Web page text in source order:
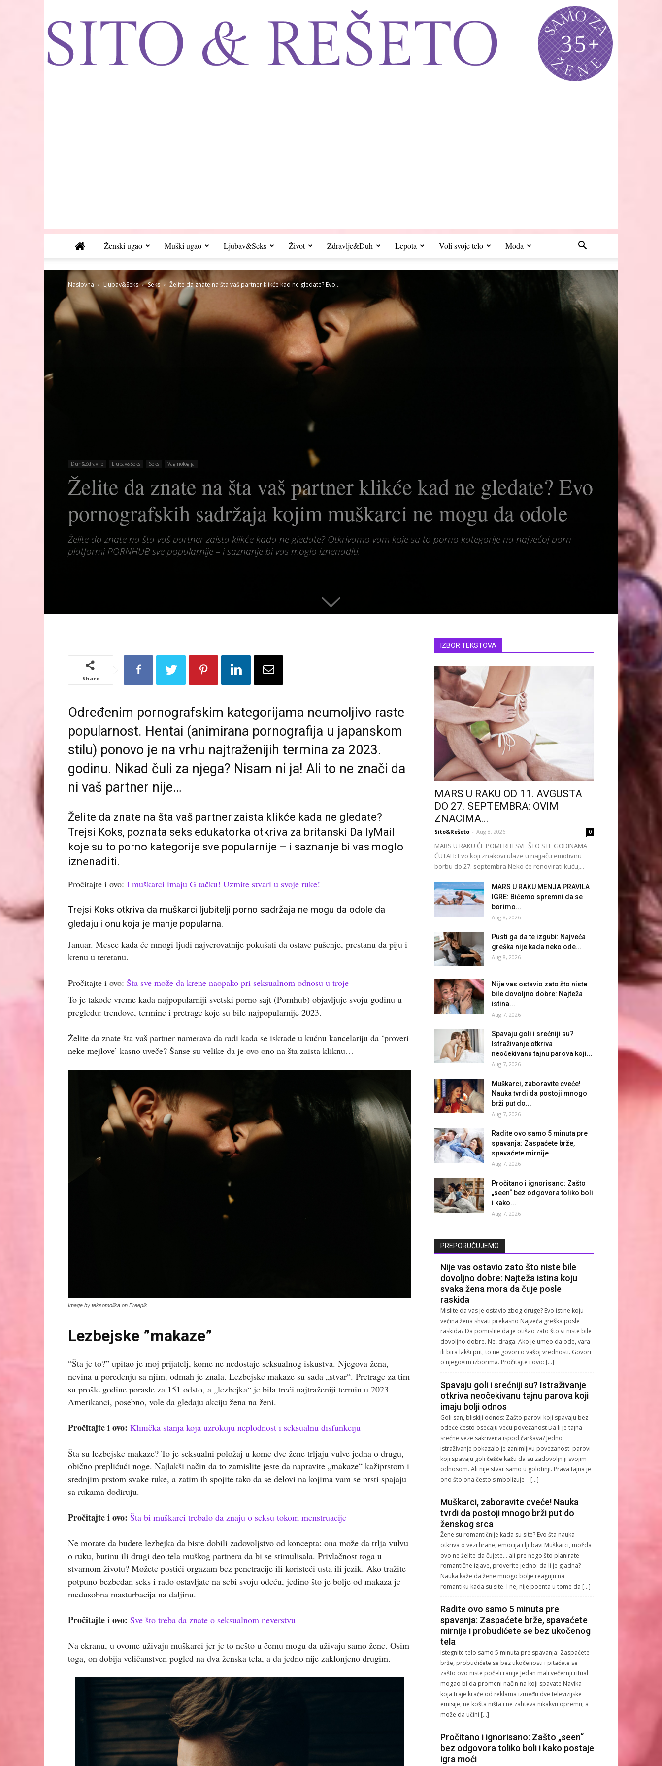
Ženski ugao Muški ugao Ljubav&Seks Život Zdravlje&Duh Lepota Voli svoje telo Moda
Naslovna Ljubav&Seks Seks Želite da znate na šta vaš partner klikće kad ne gledate? Evo...
Duh&Zdravlje Ljubav&Seks Seks Vaginologija
Želite da znate na šta vaš partner klikće kad ne gledate? Evo
pornografskih sadržaja kojim muškarci ne mogu da odole
Želite da znate na šta vaš partner zaista klikće kada ne gledate? Otkrivamo vam koje su to porno kategorije na najvećoj porn
platformi PORNHUB sve popularnije – i saznanje bi vas moglo iznenaditi.
Share
Određenim pornografskim kategorijama neumoljivo raste
popularnost. Hentai (animirana pornografija u japanskom
stilu) ponovo je na vrhu najtraženijih termina za 2023.
godinu. Nikad čuli za njega? Nisam ni ja! Ali to ne znači da
ni vaš partner nije…
Želite da znate na šta vaš partner zaista klikće kada ne gledate?
Trejsi Koks, poznata seks edukatorka otkriva za britanski DailyMail
koje su to porno kategorije sve popularnije – i saznanje bi vas moglo
iznenaditi.
Pročitajte i ovo: I muškarci imaju G tačku! Uzmite stvari u svoje ruke!
Trejsi Koks otkriva da muškarci ljubitelji porno sadržaja ne mogu da odole da
gledaju i onu koja je manje popularna.
Januar. Mesec kada će mnogi ljudi najverovatnije pokušati da ostave pušenje, prestanu da piju i
krenu u teretanu.
Pročitajte i ovo: Šta sve može da krene naopako pri seksualnom odnosu u troje
To je takođe vreme kada najpopularniji svetski porno sajt (Pornhub) objavljuje svoju godinu u
pregledu: trendove, termine i pretrage koje su bile najpopularnije 2023.
Želite da znate šta vaš partner namerava da radi kada se iskrade u kućnu kancelariju da ‘proveri
neke mejlove’ kasno uveče? Šanse su velike da je ovo ono na šta zaista kliknu…
Image by teksomolika on Freepik
Lezbejske ”makaze”
“Šta je to?” upitao je moj prijatelj, kome ne nedostaje seksualnog iskustva. Njegova žena,
nevina u poređenju sa njim, odmah je znala. Lezbejske makaze su sada „stvar“. Pretrage za tim
su prošle godine porasle za 151 odsto, a „lezbejka“ je bila treći najtraženiji termin u 2023.
Amerikanci, posebno, vole da gledaju akciju žena na ženi.
Pročitajte i ovo: Klinička stanja koja uzrokuju neplodnost i seksualnu disfunkciju
Šta su lezbejske makaze? To je seksualni položaj u kome dve žene trljaju vulve jedna o drugu,
obično preplićući noge. Najlakši način da to zamislite jeste da napravite „makaze“ kažiprstom i
srednjim prstom svake ruke, a zatim ih spojite tako da se delovi na kojima vam se prsti spajaju
sa rukama dodiruju.
Pročitajte i ovo: Šta bi muškarci trebalo da znaju o seksu tokom menstruacije
Ne morate da budete lezbejka da biste dobili zadovoljstvo od koncepta: ona može da trlja vulvu
o ruku, butinu ili drugi deo tela muškog partnera da bi se stimulisala. Privlačnost toga u
stvarnom životu? Možete postići orgazam bez penetracije ili koristeći usta ili jezik. Ako tražite
potpuno bezbedan seks i rado ostavljate na sebi svoju odeću, jedino što je bolje od makaza je
međusobna masturbacija na daljinu.
Pročitajte i ovo: Sve što treba da znate o seksualnom neverstvu
Na ekranu, u ovome uživaju muškarci jer je to nešto u čemu mogu da uživaju samo žene. Osim
toga, on dobija veličanstven pogled na dva ženska tela, a da jedno nije zaklonjeno drugim.
IZBOR TEKSTOVA
MARS U RAKU OD 11. AVGUSTA
DO 27. SEPTEMBRA: OVIM
ZNACIMA...
Sito&Rešeto - Aug 8, 2026 0
MARS U RAKU ĆE POMERITI SVE ŠTO STE GODINAMA
ĆUTALI: Evo koji znakovi ulaze u najjaču emotivnu
borbu do 27. septembra Neko će renovirati kuću,...
MARS U RAKU MENJA PRAVILA
IGRE: Bićemo spremni da se
borimo...
Aug 8, 2026
Pusti ga da te izgubi: Najveća
greška nije kada neko ode...
Aug 8, 2026
Nije vas ostavio zato što niste
bile dovoljno dobre: Najteža
istina...
Aug 7, 2026
Spavaju goli i srećniji su?
Istraživanje otkriva
neočekivanu tajnu parova koji...
Aug 7, 2026
Muškarci, zaboravite cveće!
Nauka tvrdi da postoji mnogo
brži put do...
Aug 7, 2026
Radite ovo samo 5 minuta pre
spavanja: Zaspaćete brže,
spavaćete mirnije...
Aug 7, 2026
Pročitano i ignorisano: Zašto
„seen“ bez odgovora toliko boli
i kako...
Aug 7, 2026
PREPORUČUJEMO
Nije vas ostavio zato što niste bile
dovoljno dobre: Najteža istina koju
svaka žena mora da čuje posle
raskida
Mislite da vas je ostavio zbog druge? Evo istine koju
većina žena shvati prekasno Najveća greška posle
raskida? Da pomislite da je otišao zato što vi niste bile
dovoljno dobre. Ne, draga. Ako je umeo da ode, vara
ili bira lakši put, to ne govori o vašoj vrednosti. Govori
o njegovim izborima. Pročitajte i ovo: […]
Spavaju goli i srećniji su? Istraživanje
otkriva neočekivanu tajnu parova koji
imaju bolji odnos
Goli san, bliskiji odnos: Zašto parovi koji spavaju bez
odeće često osećaju veću povezanost Da li je tajna
srećne veze sakrivena ispod čaršava? Jedno
istraživanje pokazalo je zanimljivu povezanost: parovi
koji spavaju goli češće kažu da su zadovoljniji svojim
odnosom. Ali nije stvar samo u golotinji. Prava tajna je
ono što ona često simbolizuje – […]
Muškarci, zaboravite cveće! Nauka
tvrdi da postoji mnogo brži put do
ženskog srca
Žene su romantičnije kada su site? Evo šta nauka
otkriva o vezi hrane, emocija i ljubavi Muškarci, možda
ovo ne želite da čujete… ali pre nego što planirate
romantične izjave, proverite jedno: da li je gladna?
Nauka kaže da žene mnogo bolje reaguju na
romantiku kada su site. I ne, nije poenta u tome da […]
Radite ovo samo 5 minuta pre
spavanja: Zaspaćete brže, spavaćete
mirnije i probudićete se bez ukočenog
tela
Istegnite telo samo 5 minuta pre spavanja: Zaspaćete
brže, probudićete se bez ukočenosti i pitaćete se
zašto ovo niste počeli ranije Jedan mali večernji ritual
mogao bi da promeni način na koji spavate Navika
koja traje kraće od reklama između dve televizijske
emisije, ne košta ništa i ne zahteva nikakvu opremu, a
može da učini […]
Pročitano i ignorisano: Zašto „seen“
bez odgovora toliko boli i kako postaje
igra moći